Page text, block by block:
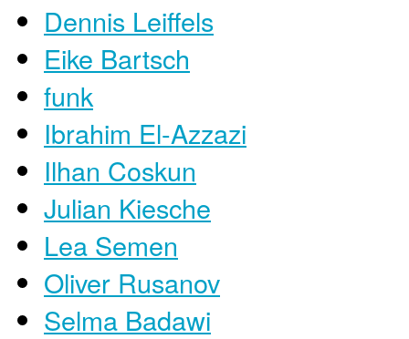
Dennis Leiffels
Eike Bartsch
funk
Ibrahim El-Azzazi
Ilhan Coskun
Julian Kiesche
Lea Semen
Oliver Rusanov
Selma Badawi